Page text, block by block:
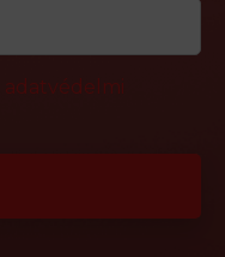
adatvédelmi